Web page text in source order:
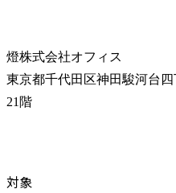
燈株式会社オフィス
東京都千代田区神田駿河台
21階
対象